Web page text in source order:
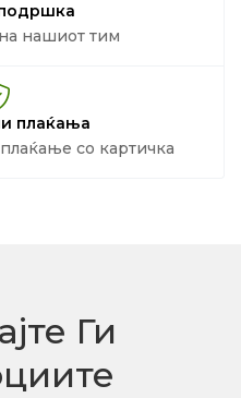
нашиот тим
плаќања
со картичка
Ги